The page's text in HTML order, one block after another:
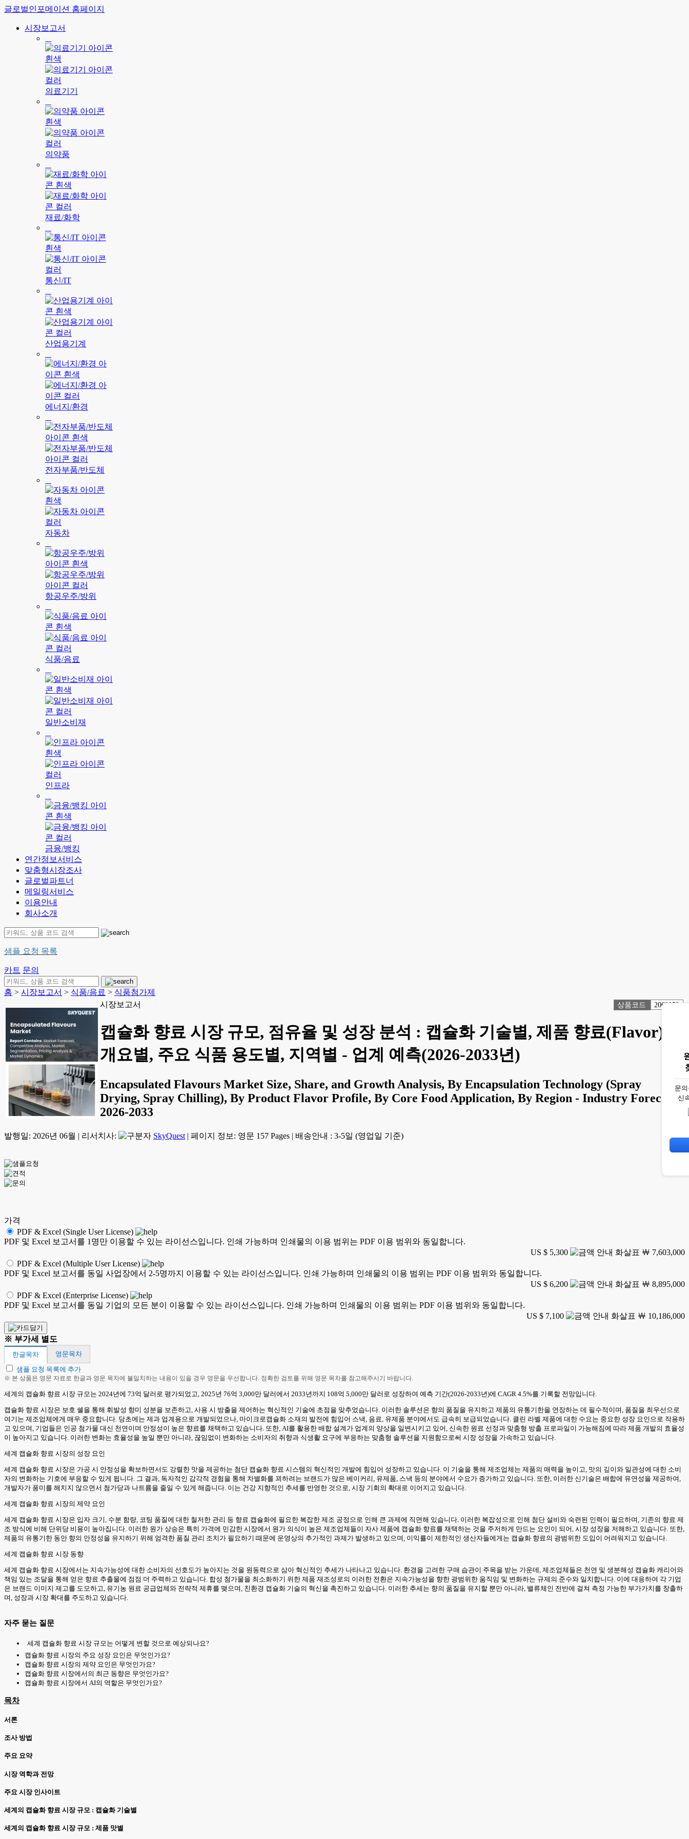
글로벌인포메이션 홈페이지
시장보고서
의료기기
의약품
재료/화학
통신/IT
산업용기계
에너지/환경
전자부품/반도체
자동차
항공우주/방위
식품/음료
일반소비재
인프라
금융/뱅킹
연간정보서비스
맞춤형시장조사
글로벌파트너
메일링서비스
이용안내
회사소개
샘플 요청 목록
카트 문의
홈 > 시장보고서 > 식품/음료 > 식품첨가제
시장보고서
상품코드 2069053
캡슐화 향료 시장 규모, 점유율 및 성장 분석 : 캡슐화 기술별, 제품 향료(Flavor)
개요별, 주요 식품 용도별, 지역별 - 업계 예측(2026-2033년)
Encapsulated Flavours Market Size, Share, and Growth Analysis, By Encapsulation Technology (Spray
Drying, Spray Chilling), By Product Flavor Profile, By Core Food Application, By Region - Industry Forecast
2026-2033
발행일: 2026년 06월 | 리서치사: SkyQuest | 페이지 정보: 영문 157 Pages | 배송안내 : 3-5일 (영업일 기준)
가격
PDF & Excel (Single User License)
PDF 및 Excel 보고서를 1명만 이용할 수 있는 라이선스입니다. 인쇄 가능하며 인쇄물의 이용 범위는 PDF 이용 범위와 동일합니다.
US $ 5,300
￦ 7,603,000
PDF & Excel (Multiple User License)
PDF 및 Excel 보고서를 동일 사업장에서 2-5명까지 이용할 수 있는 라이선스입니다. 인쇄 가능하며 인쇄물의 이용 범위는 PDF 이용 범위와 동일합니다.
US $ 6,200
￦ 8,895,000
PDF & Excel (Enterprise License)
PDF 및 Excel 보고서를 동일 기업의 모든 분이 이용할 수 있는 라이선스입니다. 인쇄 가능하며 인쇄물의 이용 범위는 PDF 이용 범위와 동일합니다.
US $ 7,100
￦ 10,186,000
※ 부가세 별도
한글목차
영문목차
샘플 요청 목록에 추가
※ 본 상품은 영문 자료로 한글과 영문 목차에 불일치하는 내용이 있을 경우 영문을 우선합니다. 정확한 검토를 위해 영문 목차를 참고해주시기 바랍니다.
세계의 캡슐화 향료 시장 규모는 2024년에 73억 달러로 평가되었고, 2025년 76억 3,000만 달러에서 2033년까지 108억 5,000만 달러로 성장하여 예측 기간(2026-2033년)에 CAGR 4.5%를 기록할 전망입니다.
캡슐화 향료 시장은 보호 쉘을 통해 휘발성 향미 성분을 보존하고, 사용 시 방출을 제어하는 혁신적인 기술에 초점을 맞추었습니다. 이러한 솔루션은 향의 품질을 유지하고 제품의 유통기한을 연장하는 데 필수적이며, 품질을 최우선으로
여기는 제조업체에게 매우 중요합니다. 당초에는 제과 업계용으로 개발되었으나, 마이크로캡슐화 소재의 발전에 힘입어 스낵, 음료, 유제품 분야에서도 급속히 보급되었습니다. 클린 라벨 제품에 대한 수요는 중요한 성장 요인으로 작용하
고 있으며, 기업들은 인공 첨가물 대신 천연이며 안정성이 높은 향료를 채택하고 있습니다. 또한, AI를 활용한 배합 설계가 업계의 양상을 일변시키고 있어, 신속한 원료 선정과 맞춤형 방출 프로파일이 가능해짐에 따라 제품 개발의 효율성
이 높아지고 있습니다. 이러한 변화는 효율성을 높일 뿐만 아니라, 끊임없이 변화하는 소비자의 취향과 식생활 요구에 부응하는 맞춤형 솔루션을 지원함으로써 시장 성장을 가속하고 있습니다.
세계 캡슐화 향료 시장의 성장 요인
세계 캡슐화 향료 시장은 가공 시 안정성을 확보하면서도 강렬한 맛을 제공하는 첨단 캡슐화 향료 시스템의 혁신적인 개발에 힘입어 성장하고 있습니다. 이 기술을 통해 제조업체는 제품의 매력을 높이고, 맛의 깊이와 일관성에 대한 소비
자의 변화하는 기호에 부응할 수 있게 됩니다. 그 결과, 독자적인 감각적 경험을 통해 차별화를 꾀하려는 브랜드가 많은 베이커리, 유제품, 스낵 등의 분야에서 수요가 증가하고 있습니다. 또한, 이러한 신기술은 배합에 유연성을 제공하여,
개발자가 풍미를 해치지 않으면서 첨가당과 나트륨을 줄일 수 있게 해줍니다. 이는 건강 지향적인 추세를 반영한 것으로, 시장 기회의 확대로 이어지고 있습니다.
세계 캡슐화 향료 시장의 제약 요인
세계 캡슐화 향료 시장은 입자 크기, 수분 함량, 코팅 품질에 대한 철저한 관리 등 향료 캡슐화에 필요한 복잡한 제조 공정으로 인해 큰 과제에 직면해 있습니다. 이러한 복잡성으로 인해 첨단 설비와 숙련된 인력이 필요하며, 기존의 향료 제
조 방식에 비해 단위당 비용이 높아집니다. 이러한 원가 상승은 특히 가격에 민감한 시장에서 원가 의식이 높은 제조업체들이 자사 제품에 캡슐화 향료를 채택하는 것을 주저하게 만드는 요인이 되어, 시장 성장을 저해하고 있습니다. 또한,
제품의 유통기한 동안 향의 안정성을 유지하기 위해 엄격한 품질 관리 조치가 필요하기 때문에 운영상의 추가적인 과제가 발생하고 있으며, 이익률이 제한적인 생산자들에게는 캡슐화 향료의 광범위한 도입이 어려워지고 있습니다.
세계 캡슐화 향료 시장 동향
세계 캡슐화 향료 시장에서는 지속가능성에 대한 소비자의 선호도가 높아지는 것을 원동력으로 삼아 혁신적인 추세가 나타나고 있습니다. 환경을 고려한 구매 습관이 주목을 받는 가운데, 제조업체들은 천연 및 생분해성 캡슐화 캐리어와
책임 있는 조달을 통해 얻은 향료 추출물에 점점 더 주력하고 있습니다. 합성 첨가물을 최소화하기 위한 제품 재조성로의 이러한 전환은 지속가능성을 향한 광범위한 움직임 및 변화하는 규제의 준수와 일치합니다. 이에 대응하여 각 기업
은 브랜드 이미지 제고를 도모하고, 유기농 원료 공급업체와 전략적 제휴를 맺으며, 친환경 캡슐화 기술의 혁신을 촉진하고 있습니다. 이러한 추세는 향의 품질을 유지할 뿐만 아니라, 밸류체인 전반에 걸쳐 측정 가능한 부가가치를 창출하
며, 성장과 시장 확대를 주도하고 있습니다.
자주 묻는 질문
세계 캡슐화 향료 시장 규모는 어떻게 변할 것으로 예상되나요?
캡슐화 향료 시장의 주요 성장 요인은 무엇인가요?
캡슐화 향료 시장의 제약 요인은 무엇인가요?
캡슐화 향료 시장에서의 최근 동향은 무엇인가요?
캡슐화 향료 시장에서 AI의 역할은 무엇인가요?
목차
서론
조사 방법
주요 요약
시장 역학과 전망
주요 시장 인사이트
세계의 캡슐화 향료 시장 규모 : 캡슐화 기술별
세계의 캡슐화 향료 시장 규모 : 제품 맛별
문
신